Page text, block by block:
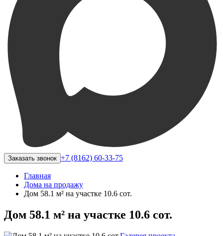
Заказать звонок +7 (8162) 60-33-75
Главная
Дома на продажу
Дом 58.1 м² на участке 10.6 сот.
Дом 58.1 м² на участке 10.6 сот.